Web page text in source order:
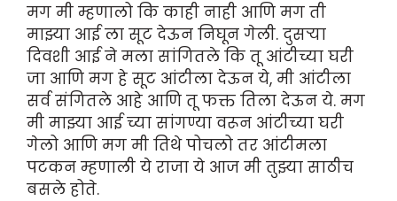
मग मी म्हणालो कि काही नाही आणि मग ती
माझ्या आई ला सूट देऊन निघून गेली. दुसऱ्या
दिवशी आई ने मला सांगितले कि तू आंटीच्या घरी
जा आणि मग हे सूट आंटीला देऊन ये, मी आंटीला
सर्व संगितले आहे आणि तू फक्त तिला देऊन ये. मग
मी माझ्या आई च्या सांगण्या वरून आंटीच्या घरी
गेलो आणि मग मी तिथे पोचलो तर आंटीमला
पटकन म्हणाली ये राजा ये आज मी तुझ्या साठीच
बसले होते.